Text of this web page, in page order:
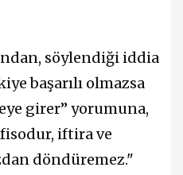
söylendiği iddia
başarılı olmazsa
girer” yorumuna,
iftira ve
döndüremez."